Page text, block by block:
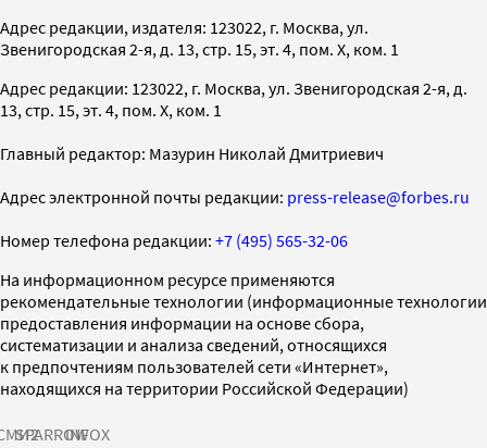
Адрес редакции, издателя: 123022, г. Москва, ул.
Звенигородская 2-я, д. 13, стр. 15, эт. 4, пом. X, ком. 1
Адрес редакции: 123022, г. Москва, ул. Звенигородская 2-я, д.
13, стр. 15, эт. 4, пом. X, ком. 1
Главный редактор: Мазурин Николай Дмитриевич
Адрес электронной почты редакции: press-release@forbes.ru
Номер телефона редакции: +7 (495) 565-32-06
На информационном ресурсе применяются
рекомендательные технологии (информационные технологии
предоставления информации на основе сбора,
систематизации и анализа сведений, относящихся
к предпочтениям пользователей сети «Интернет»,
находящихся на территории Российской Федерации)
SPARROWINFOX